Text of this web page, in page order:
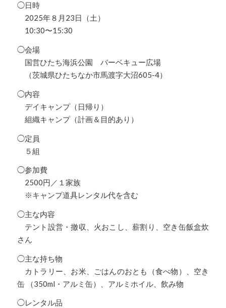
◯日時
2025年８月23日（土）
10:30〜15:30
◯会場
国営ひたち海浜公園 バーベキュー広場
（茨城県ひたちなか市馬渡字大沼605-4）
◯内容
デイキャンプ（日帰り）
組織キャンプ（計画＆目的あり）
◯定員
５組
◯参加費
2500円／１家族
※キャンプ道具レンタル代を含む
◯主な内容
テント設営・撤収、火おこし、薪割り、空き缶飯盒炊
さん
◯主な持ち物
カトラリー、お米、ごはんのおとも（食べ物）、空き
缶 （350ml・アルミ缶）、アルミホイル、飲み物
◯レンタル品